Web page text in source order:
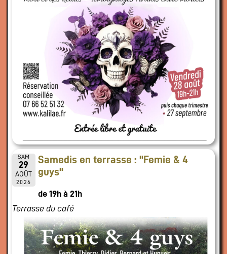
SAM
29
AOÛT
2026
Samedis en terrasse : "Femie & 4
guys"
de 19h à 21h
Terrasse du café